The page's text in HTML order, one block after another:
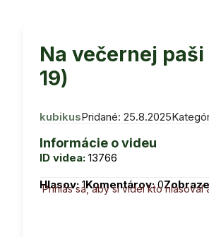
Na večernej
19)
kubikusPridané: 25.8.2025
Informácie o videu
ID videa: 13766
Hlasov:1Komentárov:0
Prihlás sa, aby si videl kto hlasoval